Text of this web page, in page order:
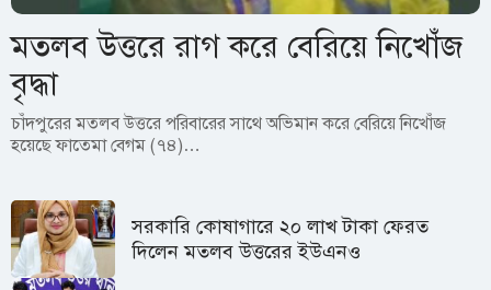
মতলব উত্তরে রাগ করে বেরিয়ে নিখোঁজ
বৃদ্ধা
চাঁদপুরের মতলব উত্তরে পরিবারের সাথে অভিমান করে বেরিয়ে নিখোঁজ
হয়েছে ফাতেমা বেগম (৭৪)…
সরকারি কোষাগারে ২০ লাখ টাকা ফেরত
দিলেন মতলব উত্তরের ইউএনও